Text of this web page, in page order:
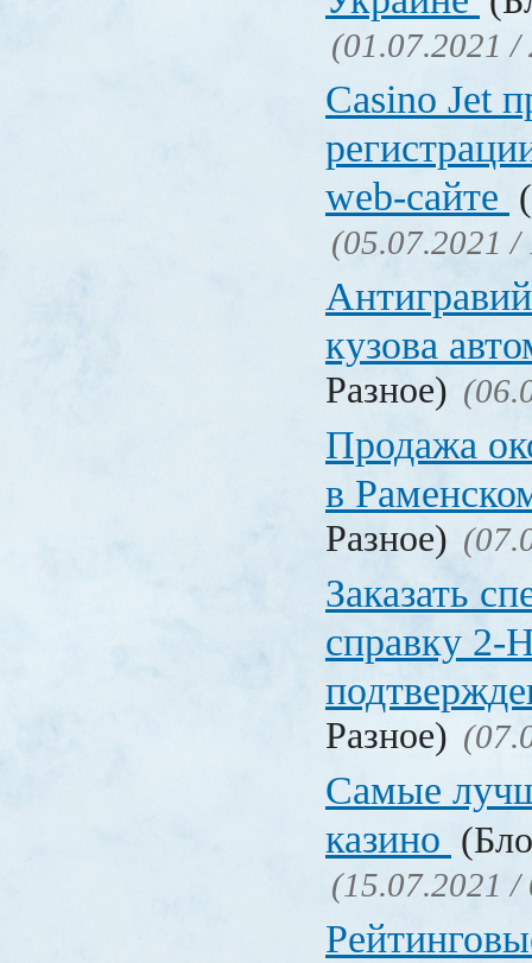
(01.07.2021 /
Сasino Jet
web-сайте
(05.07.2021 /
кузова
Разное)
Продажа
в
Разное)
Заказать
справку
Разное)
Самые
казино
(15.07.2021 /